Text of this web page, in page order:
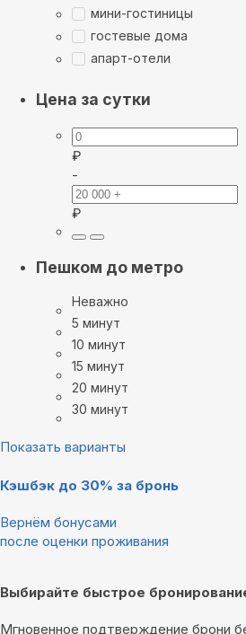
мини-гостиницы
гостевые дома
апарт-отели
Цена за сутки
₽
-
₽
Пешком до метро
Неважно
5 минут
10 минут
15 минут
20 минут
30 минут
Показать варианты
Кэшбэк до 30% за бронь
Вернём бонусами
после оценки проживания
Выбирайте быстрое
Мгновенное подтверждение брони